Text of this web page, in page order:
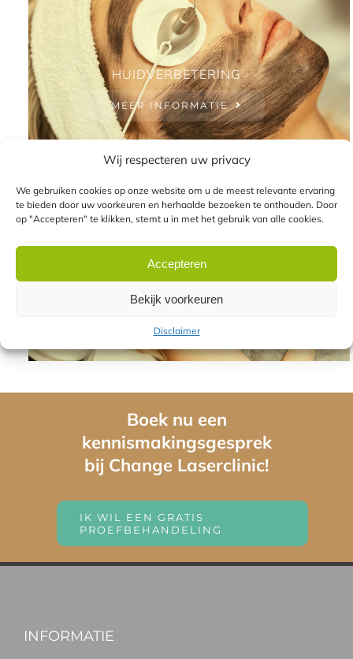
Wij respecteren uw privacy
We gebruiken cookies op onze website om u de meest relevante ervaring
te bieden door uw voorkeuren en herhaalde bezoeken te onthouden. Door
op "Accepteren" te klikken, stemt u in met het gebruik van alle cookies.
Accepteren
Bekijk voorkeuren
Disclaimer
HUIDVERBETERING
MEER INFORMATIE
HUIDVERJONGING
Boek nu een
kennismakingsgesprek
bij Change Laserclinic!
IK WIL EEN GRATIS
PROEFBEHANDELING
INFORMATIE